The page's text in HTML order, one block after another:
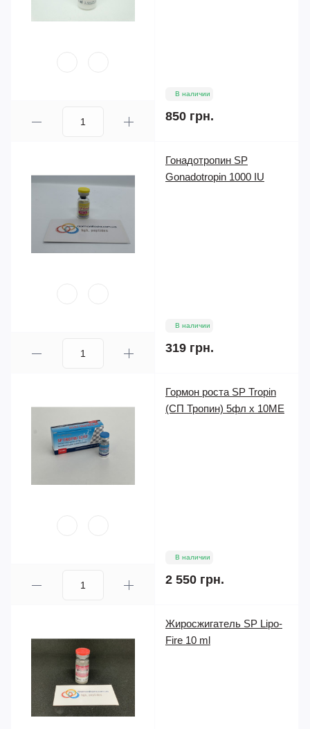
В наличии
850 грн.
Гонадотропин SP
Gonadotropin 1000 IU
В наличии
319 грн.
Гормон роста SP Tropin
(СП Тропин) 5фл х 10ME
В наличии
2 550 грн.
Жиросжигатель SP Lipo-
Fire 10 ml